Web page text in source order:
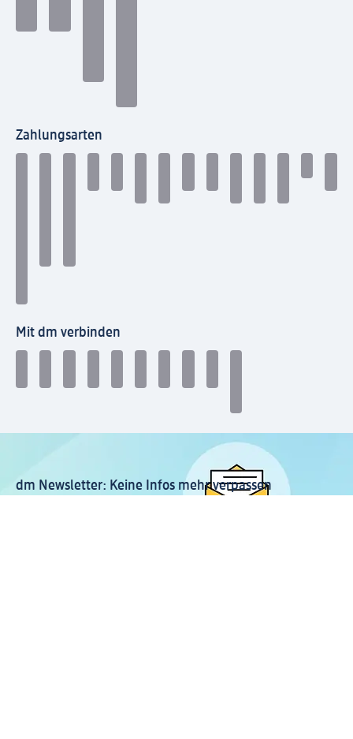
Zahlungsarten
Mit dm verbinden
dm Newsletter: Keine Infos mehr verpassen